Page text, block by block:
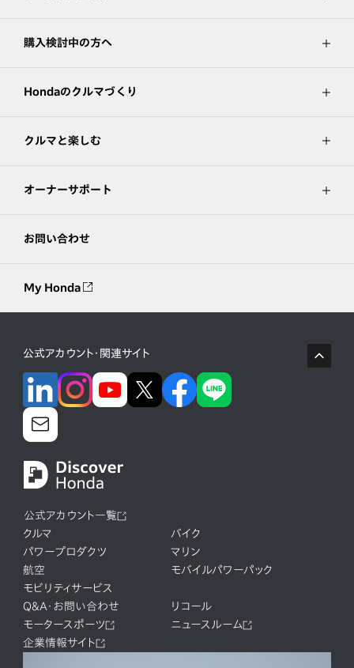
購入検討中の方へ
Hondaのクルマづくり
クルマと楽しむ
オーナーサポート
お問い合わせ
My Honda
公式アカウント・関連サイト
公式アカウント一覧
クルマ
バイク
パワープロダクツ
マリン
航空
モバイルパワーパック
モビリティサービス
Q&A・お問い合わせ
リコール
モータースポーツ
ニュースルーム
企業情報サイト